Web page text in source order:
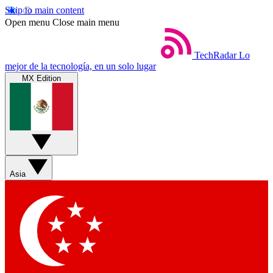
Skip to main content
Open menu Close main menu
TechRadar Lo
mejor de la tecnología, en un solo lugar
MX Edition
Asia